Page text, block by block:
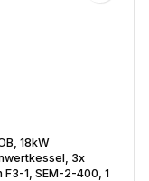
18kW
3x
F3-1, SEM-2-400, 1